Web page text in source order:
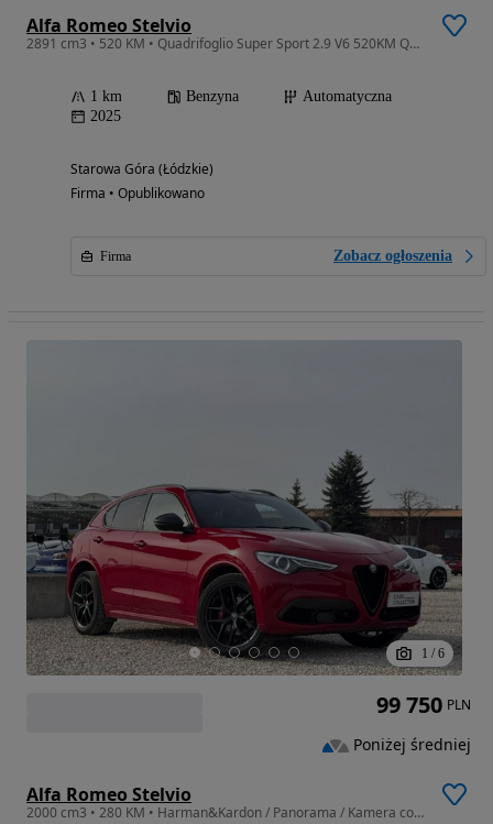
Alfa Romeo Stelvio
2891 cm3 • 520 KM • Quadrifoglio Super Sport 2.9 V6 520KM Q4 1of175 RABAT aż 78900zł !!!
1 km Benzyna
Automatyczna
2025
Starowa Góra (Łódzkie)
Firma • Opublikowano
Firma Zobacz ogłoszenia
1 / 6
Alfa Romeo Stelvio
2000 cm3 • 280 KM • Harman&Kardon / Panorama / Kamera cofania / Key Less / FV Marża
99 750 PLN
Poniżej średniej